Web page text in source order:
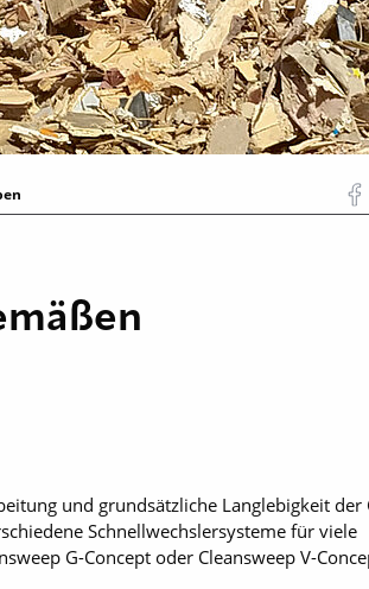
und grundsätzliche Langlebigkeit der
Schnellwechslersysteme für viele
G-Concept oder Cleansweep V-